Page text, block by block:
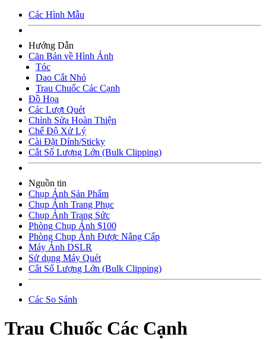
Các Hình Mẫu
Hướng Dẫn
Căn Bản về Hình Ảnh
Tóc
Dao Cắt Nhỏ
Trau Chuốc Các Cạnh
Đồ Họa
Các Lượt Quét
Chỉnh Sửa Hoàn Thiện
Chế Độ Xử Lý
Cài Đặt Dính/Sticky
Cắt Số Lượng Lớn (Bulk Clipping)
Nguồn tin
Chụp Ảnh Sản Phẩm
Chụp Ảnh Trang Phục
Chụp Ảnh Trang Sức
Phòng Chụp Ảnh $100
Phòng Chụp Ảnh Được Nâng Cấp
Máy Ảnh DSLR
Sử dụng Máy Quét
Cắt Số Lượng Lớn (Bulk Clipping)
Các So Sánh
Trau Chuốc Các Cạnh